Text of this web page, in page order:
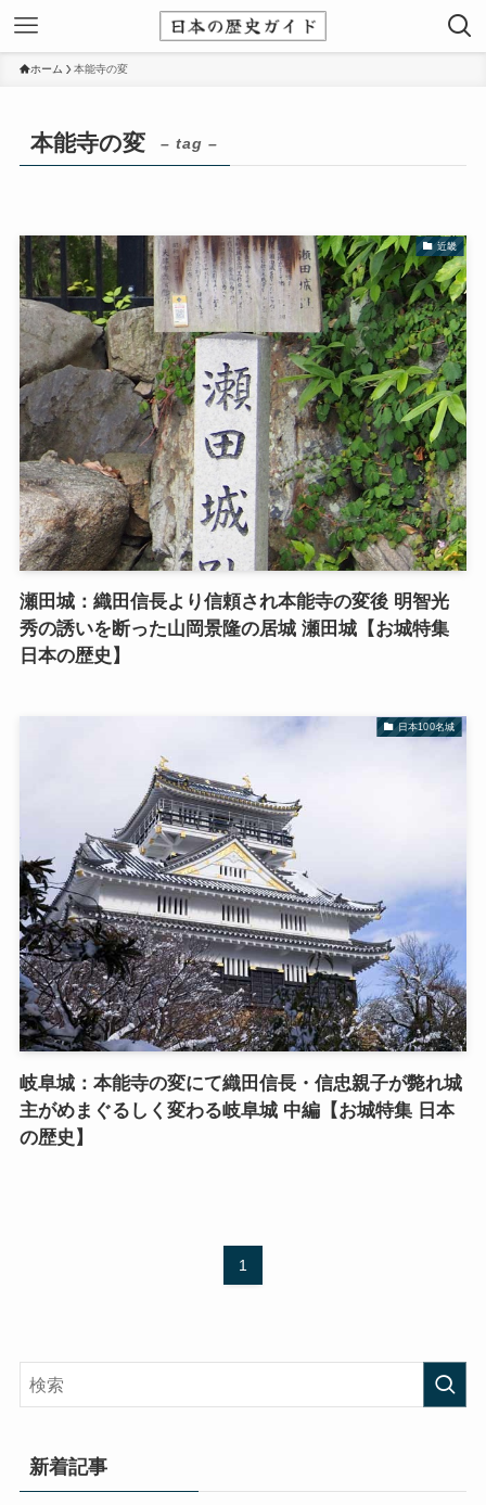
ホーム 本能寺の変
本能寺の変 – tag –
近畿
瀬田城：織田信長より信頼され本能寺の変後 明智光
秀の誘いを断った山岡景隆の居城 瀬田城【お城特集
日本の歴史】
日本100名城
岐阜城：本能寺の変にて織田信長・信忠親子が斃れ城
主がめまぐるしく変わる岐阜城 中編【お城特集 日本
の歴史】
1
新着記事